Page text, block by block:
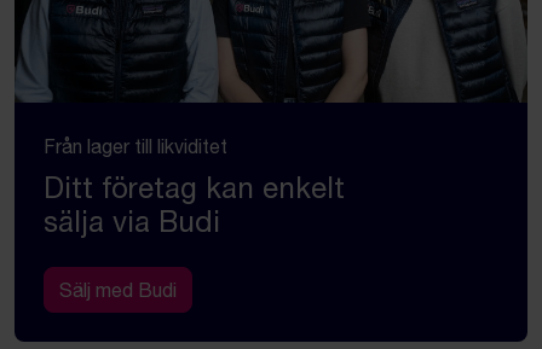
Från lager till likviditet
Ditt företag kan enkelt
sälja via Budi
Sälj med Budi